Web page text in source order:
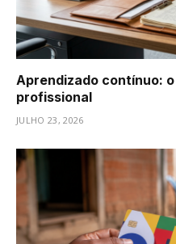
Aprendizado contínuo:
profissional
JULHO 23, 2026